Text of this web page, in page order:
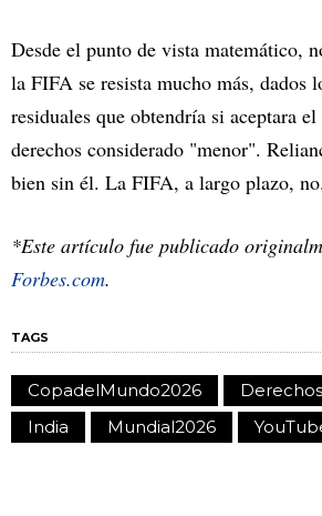
Desde el punto de vista matemático,
la FIFA se resista mucho más, dados
residuales que obtendría si aceptara
derechos considerado "menor".
bien sin él. La FIFA, a largo plazo, no.
*Este artículo fue publicado
Forbes.com.
TAGS
CopadelMundo2026
India
Mundial2026